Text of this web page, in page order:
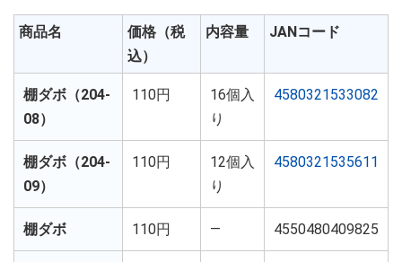
商品名
価格（税
込）
内容量 JANコード
棚ダボ（204-
08）
110円
16個入
り
4580321533082
棚ダボ（204-
09）
110円
12個入
り
4580321535611
棚ダボ 110円 ― 4550480409825